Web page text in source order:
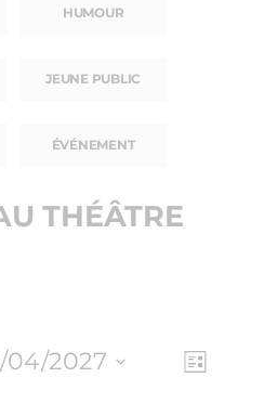
HUMOUR
JEUNE PUBLIC
ÉVÉNEMENT
THÉÂTRE
Liste
04/2027